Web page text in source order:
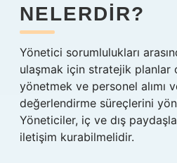
NELERDIR?
Yönetici sorumlulukları
ulaşmak için stratejik planlar
yönetmek ve personel alımı
değerlendirme süreçlerini
Yöneticiler, iç ve dış
iletişim kurabilmelidir.